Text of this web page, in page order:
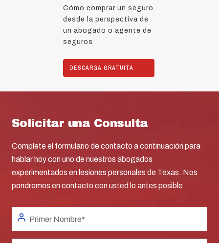
Cómo comprar un seguro
desde la perspectiva de
un abogado o agente de
seguros
DESCARGA GRATUITA
Solicitar una Consulta
Complete el formulario de contacto a continuación para
hablar hoy con uno de nuestros abogados
experimentados en lesiones personales de Texas. Nos
pondremos en contacto con usted lo antes posible.